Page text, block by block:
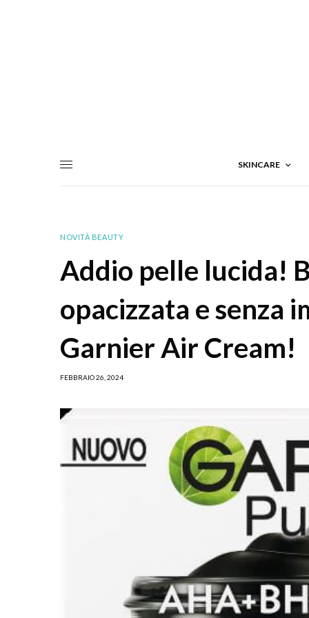
SKINCARE
NOVITÀ BEAUTY
Addio pelle lucida!
opacizzata e senza
Garnier Air Cream!
FEBBRAIO 26, 2024